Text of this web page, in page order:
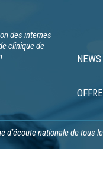
des internes
clinique de
NEWS
d’écoute nationale de